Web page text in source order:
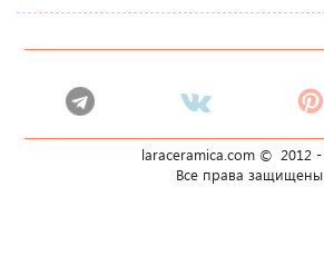
laraceramica.com © 2012 -
Все права защищены